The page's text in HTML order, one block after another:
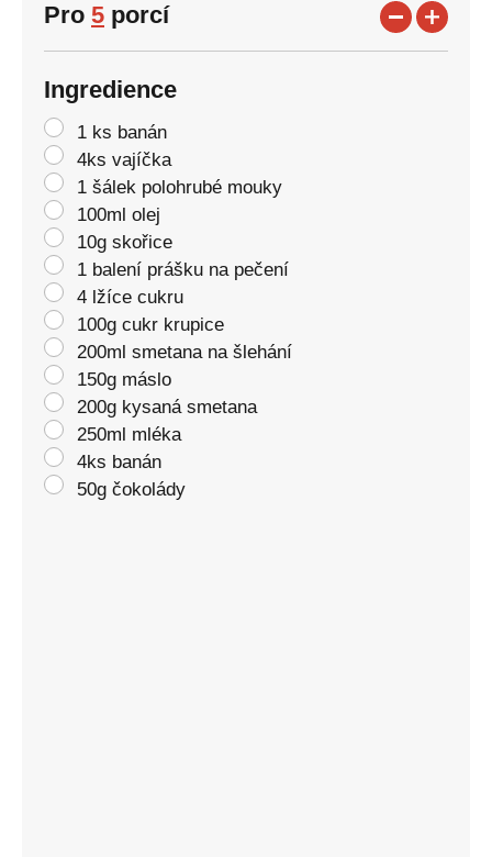
Pro 5 porcí
Ingredience
1 ks banán
4ks vajíčka
1 šálek polohrubé mouky
100ml olej
10g skořice
1 balení prášku na pečení
4 lžíce cukru
100g cukr krupice
200ml smetana na šlehání
150g máslo
200g kysaná smetana
250ml mléka
4ks banán
50g čokolády